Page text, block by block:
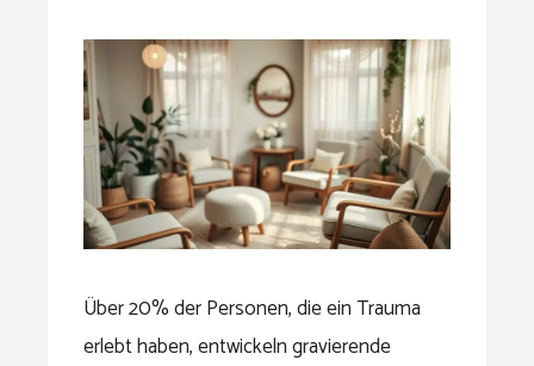
Über 20% der Personen, die ein Trauma
erlebt haben, entwickeln gravierende